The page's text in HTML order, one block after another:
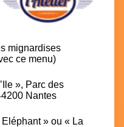
mignardises
ce menu)
», Parc des
Nantes
» ou « La